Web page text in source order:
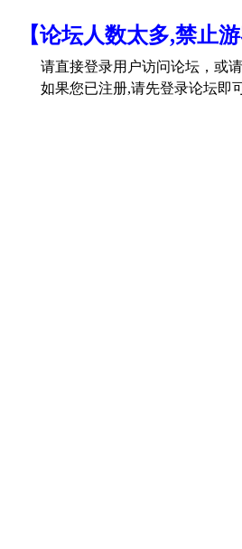
【论坛人数太多,禁止
请直接登录用户访问论坛，或请
如果您已注册,请先登录论坛即